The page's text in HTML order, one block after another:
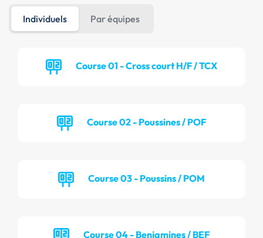
Individuels Par équipes
Course 01 - Cross court H/F / TCX
Course 02 - Poussines / POF
Course 03 - Poussins / POM
Course 04 - Benjamines / BEF